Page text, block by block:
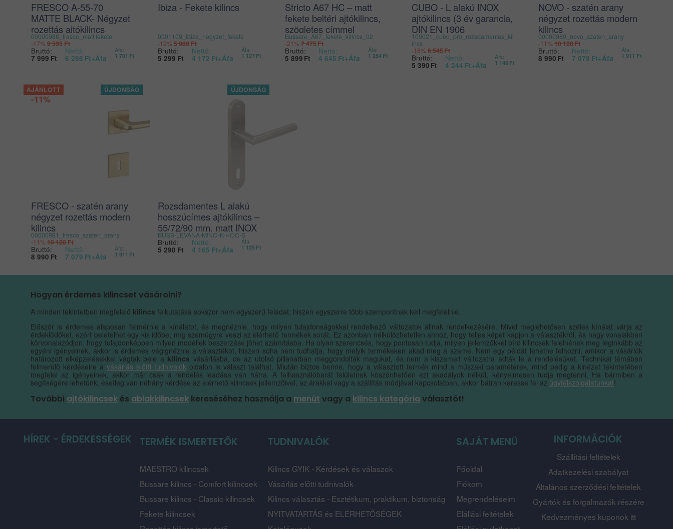
FRESCO A-55-70
MATTE BLACK- Négyzet
rozettás ajtókilincs
00000988_fresco_matt fekete
-17% 9 595Ft
Bruttó:
7 999 Ft
Nettó:
6 298 Ft+Áfa
Áfa:
1 701 Ft
Ibiza - Fekete kilincs
0001109_ibiza_negyzet_fekete
-12% 5 989Ft
Bruttó:
5 299 Ft
Nettó:
4 172 Ft+Áfa
Áfa:
1 127 Ft
Stricto A67 HC – matt
fekete beltéri ajtókilincs,
szögletes címmel
Bussare_A67_fekete_kilincs_02
-21%7 475Ft
Bruttó:
5 899 Ft
Nettó:
4 645 Ft+Áfa
Áfa:
1 254 Ft
CUBO - L alakú INOX
ajtókilincs (3 év garancia,
DIN EN 1906
szabványos)
100021_cubo_pro_rozsdamentes_kil
incs
-18% 6 545Ft
Bruttó:
5 390 Ft
Nettó:
4 244 Ft+Áfa
Áfa:
1 146 Ft
NOVO - szatén arany
négyzet rozettás modern
kilincs
00000980_novo_szaten_arany
-11%10 120Ft
Bruttó:
8 990 Ft
Nettó:
7 079 Ft+Áfa
Áfa:
1 911 Ft
-11%
FRESCO - szatén arany
négyzet rozettás modern
kilincs
00000981_fresco_szaten_arany
-11% 10 120Ft
Bruttó:
8 990 Ft
Nettó:
7 079 Ft+Áfa
Áfa:
1 911 Ft
Rozsdamentes L alakú
hosszúcímes ajtókilincs –
55/72/90 mm, matt INOX
BUSS-LEVANA-MINO-K-HOC-S
Bruttó:
5 290 Ft
Nettó:
4 165 Ft+Áfa
Áfa:
1 125 Ft
Hogyan érdemes kilincset vásárolni?
A minden tekintetben megfelelő kilincs felkutatása sokszor nem egyszerű feladat, hiszen egyszerre több szempontnak kell megfelelnie.
Először is érdemes alaposan felmérnie a kínálatot, és megnéznie, hogy milyen tulajdonságokkal rendelkező változatok állnak rendelkezésére. Mivel meglehetősen széles kínálat várja az
érdeklődőket, ezért beletelhet egy kis időbe, míg szemügyre veszi az elérhető termékek sorát. Ez azonban nélkülözhetetlen ahhoz, hogy teljes képet kapjon a választékról, és nagy vonalakban
körvonalazódjon, hogy tulajdonképpen milyen modellek beszerzése jöhet számításba. Ha olyan szerencsés, hogy pontosan tudja, milyen jellemzőkkel bíró kilincsek felelnének meg leginkább az
egyéni igényeinek, akkor is érdemes végignéznie a választékot, hiszen soha nem tudhatja, hogy melyik termékeken akad meg a szeme. Nem egy példát lehetne felhozni, amikor a vásárlók
határozott elképzelésekkel vágtak bele a kilincs vásárlásba, de az utolsó pillanatban meggondolták magukat, és nem a kiszemelt változatra adták le a rendelésüket. Technikai témában
felmerülő kérdéseire avásárlás előtti tudnivalók oldalon is választ találhat. Miután biztos benne, hogy a választott termék mind a műszaki paraméterek, mind pedig a kinézet tekintetében
megfelel az igényeinek, akkor már csak a rendelés leadása van hátra. A felhasználóbarát felületnek köszönhetően ezt akadályok nélkül, kényelmesen tudja megtenni. Ha bármiben a
segítségére lehetünk, esetleg van néhány kérdése az elérhető kilincsek jellemzőivel, az árakkal vagy a szállítás módjával kapcsolatban, akkor bátran keresse fel az ügyfélszolgálatunkat!
További ajtókilincsek és ablakkilincsek kereséséhez használja a menüt vagy a kilincs kategória választót!
HÍREK - ÉRDEKESSÉGEK TERMÉK ISMERTETŐK
MAESTRO kilincsek
Bussare kilincs - Comfort kilincsek
Bussare kilincs - Classic kilincsek
Fekete kilincsek
TUDNIVALÓK
Kilincs GYIK - Kérdések és válaszok
Vásárlás előtti tudnivalók
Kilincs választás - Esztétikum, praktikum, biztonság
NYITVATARTÁS és ELÉRHETŐSÉGEK
SAJÁT MENÜ
Főoldal
Fiókom
Megrendeléseim
Elállási feltételek
INFORMÁCIÓK
Szállítási feltételek
Adatkezelési szabályat
Általános szerződési feltételek
Gyártók és forgalmazók részére
Kedvezményes kuponok itt